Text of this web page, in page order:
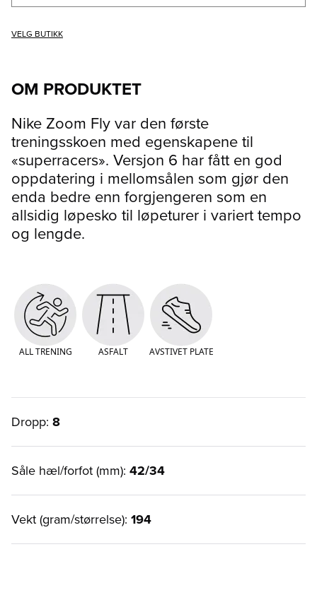
VELG BUTIKK
OM PRODUKTET
Nike Zoom Fly var den første
treningsskoen med egenskapene til
«superracers». Versjon 6 har fått en god
oppdatering i mellomsålen som gjør den
enda bedre enn forgjengeren som en
allsidig løpesko til løpeturer i variert tempo
og lengde.
ALL TRENING ASFALT AVSTIVET PLATE
Dropp: 8
Såle hæl/forfot (mm): 42/34
Vekt (gram/størrelse): 194